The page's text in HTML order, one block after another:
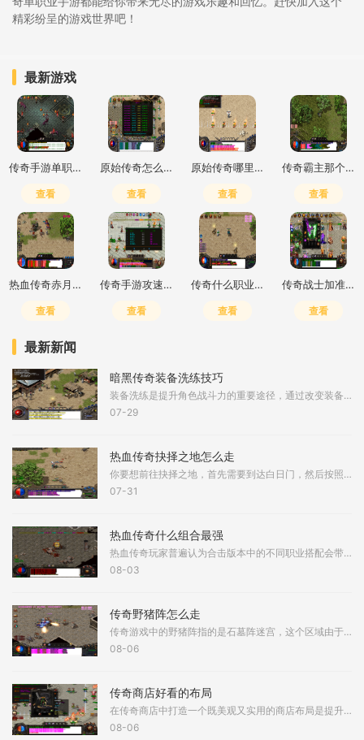
精彩纷呈的游戏世界吧！
最新游戏
传奇手游单职业打金推荐
查看
原始传奇怎么打高爆最简单
查看
原始传奇哪里打钱快一点
查看
传奇霸主那个职业好玩
查看
热血传奇赤月峡谷二层去三层怎么走
查看
传奇手游攻速加倍什么意思
查看
传奇什么职业输出高一点的
查看
传奇战士加准确还是躲避
查看
最新新闻
暗黑传奇装备洗练技巧
装备洗练是提升角色战斗力的重要途径，通过改变装备的词条属性，可以显著增强角色的输出或生存能力。洗练通常需要在铁匠铺进行，消耗特定材料如暗能精华或洗练石，每次洗练会
07-29
热血传奇抉择之地怎么走
你要想前往抉择之地，首先需要到达白日门，然后按照特定路线前进。到了白日门打开地图，找到赤月峡谷东入口，这是进入赤月峡谷区域的第一步。进入赤月峡谷东入口后，你会到达
07-31
热血传奇什么组合最强
热血传奇玩家普遍认为合击版本中的不同职业搭配会带来截然不同的游戏体验。在诸多组合中，道士与道士的道道组合以其爆发性合击技能而备受关注。该组合具备在短时间内输出巨额
08-03
传奇野猪阵怎么走
传奇游戏中的野猪阵指的是石墓阵迷宫，这个区域由于聚集了大量红野猪、黑野猪和白野猪而得名，想要成功穿越这个迷宫需要掌握正确的行走路径。野猪阵的入口通常位于石墓五层，
08-06
传奇商店好看的布局
在传奇商店中打造一个既美观又实用的商店布局是提升游戏体验的重要环节，一个精心设计的布局不仅能吸引更多顾客光临，还能优化商品展示和店员的工作效率，店铺的初始状态通常
08-06